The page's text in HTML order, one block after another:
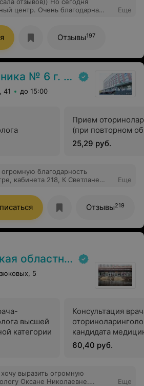
центр. Очень благодарна
попасть к нужному
сроки. Несколько раз
без записи и всегда была
Особенно хотелось бы
рада, что в нашем
Еще
Отзывы197
№ 6 г. Могилева
41 до 15:00
Прием
(при повторном
25,29 руб.
огромную благодарность
и чуткость к своим
надежду на
бы таких специалистов.Так
же хочу поздравить всех с Днём Медика !!!
Еще
Отзывы219
клиническая больница
5
высшей
категории
Консультация
кандидата
60,40 руб.
хочу выразить огромную
Еще